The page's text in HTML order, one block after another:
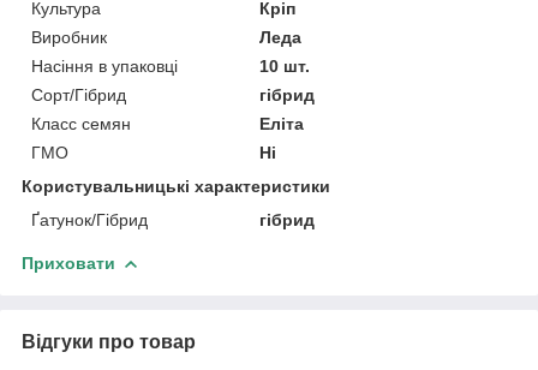
Культура
Кріп
Виробник
Леда
Насіння в упаковці
10 шт.
Сорт/Гібрид
гібрид
Класс семян
Еліта
ГМО
Ні
Користувальницькі характеристики
Ґатунок/Гібрид
гібрид
Приховати
Відгуки про товар